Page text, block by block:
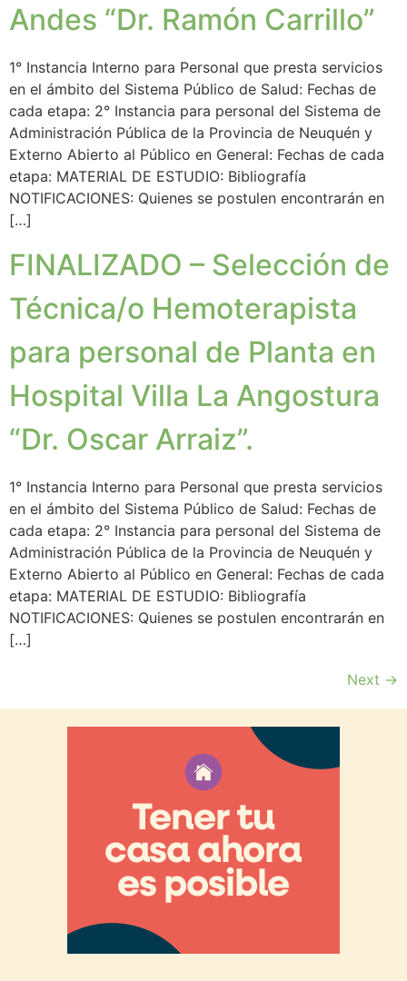
Andes “Dr. Ramón Carrillo”
1° Instancia Interno para Personal que presta servicios
en el ámbito del Sistema Público de Salud: Fechas de
cada etapa: 2° Instancia para personal del Sistema de
Administración Pública de la Provincia de Neuquén y
Externo Abierto al Público en General: Fechas de cada
etapa: MATERIAL DE ESTUDIO: Bibliografía
NOTIFICACIONES: Quienes se postulen encontrarán en
[…]
FINALIZADO – Selección de
Técnica/o Hemoterapista
para personal de Planta en
Hospital Villa La Angostura
“Dr. Oscar Arraiz”.
1° Instancia Interno para Personal que presta servicios
en el ámbito del Sistema Público de Salud: Fechas de
cada etapa: 2° Instancia para personal del Sistema de
Administración Pública de la Provincia de Neuquén y
Externo Abierto al Público en General: Fechas de cada
etapa: MATERIAL DE ESTUDIO: Bibliografía
NOTIFICACIONES: Quienes se postulen encontrarán en
[…]
Next →